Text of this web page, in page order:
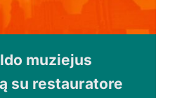
muziejus
su restauratore